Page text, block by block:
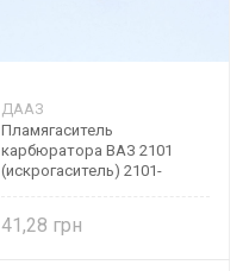
ДААЗ
Пламягаситель
карбюратора ВАЗ 2101
(искрогаситель) 2101-
41,28